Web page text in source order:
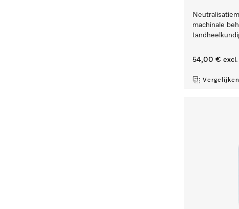
machinale
54,00 €
Vergelijken